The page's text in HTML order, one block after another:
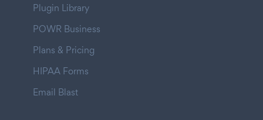
Plugin Library
POWR Business
Plans & Pricing
HIPAA Forms
Email Blast